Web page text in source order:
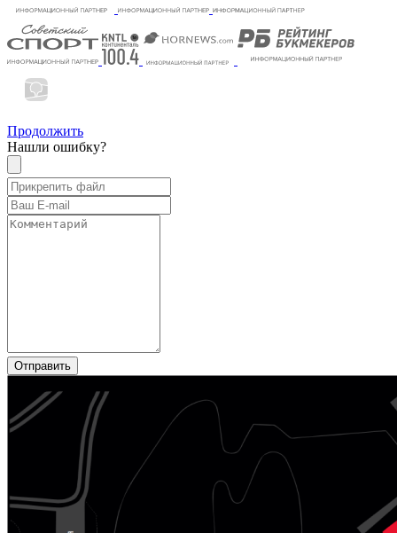
Продолжить
Нашли ошибку?